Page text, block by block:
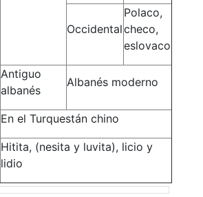
Occidental
Polaco,
checo,
eslovaco
Antiguo
albanés
Albanés moderno
En el Turquestán chino
Hitita, (nesita y luvita), licio y
lidio